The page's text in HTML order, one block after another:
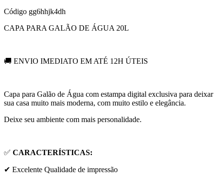
Código gg6hhjk4dh
CAPA PARA GALÃO DE ÁGUA 20L
🚚 ENVIO IMEDIATO EM ATÉ 12H ÚTEIS
Capa para Galão de Água com estampa digital exclusiva para deixar
sua casa muito mais moderna, com muito estilo e elegância.
Deixe seu ambiente com mais personalidade.
✅ CARACTERÍSTICAS:
✔ Excelente Qualidade de impressão